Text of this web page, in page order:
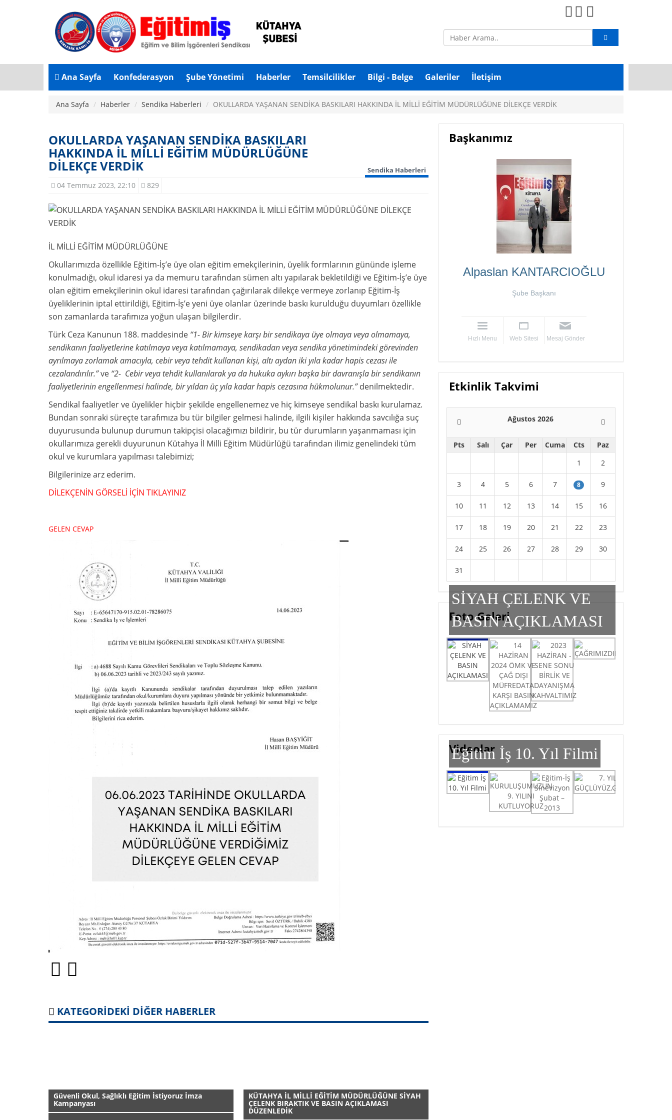
Ana Sayfa Konfederasyon Şube Yönetimi Haberler Temsilcilikler Bilgi - Belge Galeriler İletişim
Ana Sayfa Haberler Sendika Haberleri OKULLARDA YAŞANAN SENDİKA BASKILARI HAKKINDA İL MİLLİ EĞİTİM MÜDÜRLÜĞÜNE DİLEKÇE VERDİK
OKULLARDA YAŞANAN SENDİKA BASKILARI
HAKKINDA İL MİLLİ EĞİTİM MÜDÜRLÜĞÜNE
DİLEKÇE VERDİK Sendika Haberleri
04 Temmuz 2023, 22:10 829
İL MİLLİ EĞİTİM MÜDÜRLÜĞÜNE
Okullarımızda özellikle Eğitim-İş’e üye olan eğitim emekçilerinin, üyelik formlarının gününde işleme
konulmadığı, okul idaresi ya da memuru tarafından sümen altı yapılarak bekletildiği ve Eğitim-İş’e üye
olan eğitim emekçilerinin okul idaresi tarafından çağırılarak dilekçe vermeye zorlanıp Eğitim-İş
üyeliklerinin iptal ettirildiği, Eğitim-İş’e yeni üye olanlar üzerinde baskı kurulduğu duyumları özellikle
son zamanlarda tarafımıza yoğun ulaşan bilgilerdir.
Türk Ceza Kanunun 188. maddesinde “1- Bir kimseye karşı bir sendikaya üye olmaya veya olmamaya,
sendikanın faaliyetlerine katılmaya veya katılmamaya, sendikadan veya sendika yönetimindeki görevinden
ayrılmaya zorlamak amacıyla, cebir veya tehdit kullanan kişi, altı aydan iki yıla kadar hapis cezası ile
cezalandırılır.”ve “2- Cebir veya tehdit kullanılarak ya da hukuka aykırı başka bir davranışla bir sendikanın
faaliyetlerinin engellenmesi halinde, bir yıldan üç yıla kadar hapis cezasına hükmolunur.”denilmektedir.
Sendikal faaliyetler ve üyelikler hiçbir şekilde engellenemez ve hiç kimseye sendikal baskı kurulamaz.
Bundan sonraki süreçte tarafımıza bu tür bilgiler gelmesi halinde, ilgili kişiler hakkında savcılığa suç
duyurusunda bulunup durumun takipçisi olacağımızı bildirir, bu tür durumların yaşanmaması için
okullarımıza gerekli duyurunun Kütahya İl Milli Eğitim Müdürlüğü tarafından ilimiz genelindeki tüm
okul ve kurumlara yapılması talebimizi;
Bilgilerinize arz ederim.
DİLEKÇENİN GÖRSELİ İÇİN TIKLAYINIZ
GELEN CEVAP
KATEGORİDEKİ DİĞER HABERLER
Güvenli Okul, Sağlıklı Eğitim İstiyoruz İmza
Kampanyası
KÜTAHYA İL MİLLİ EĞİTİM MÜDÜRLÜĞÜNE SİYAH
ÇELENK BIRAKTIK VE BASIN AÇIKLAMASI
DÜZENLEDİK
Başkanımız
Alpaslan KANTARCIOĞLU
Şube Başkanı
Hızlı Menu Web Sitesi Mesaj Gönder
Etkinlik Takvimi
Ağustos 2026
Pts Salı Çar Per Cuma Cts
Paz
1
2
3 4 5 6 7 8 9
10 11 12 13 14 15 16
17 18 19 20 21 22 23
24 25 26 27 28 29 30
31
Foto Galeri
SİYAH ÇELENK VE BASIN AÇIKLAMASI
14 HAZİRAN 2024 ÖMK VE ÇAĞ DIŞI
MÜFREDATA KARŞI BASIN AÇIKLAMAMIZ
2023 HAZİRAN - SENE SONU BİRLİK VE
DAYANIŞMA KAHVALTIMIZ
ÇAĞRIMIZDIR!
SİYAH ÇELENK VE
BASIN AÇIKLAMASI
Videolar
Eğitim İş 10. Yıl Filmi
KURULUŞUMUZUN 9. YILINI KUTLUYORUZ
Eğitim-İş Sinevizyon Şubat – 2013
7. YILIMIZDA GÜÇLÜYÜZ,GURURLUYUZ
Eğitim İş 10. Yıl Filmi